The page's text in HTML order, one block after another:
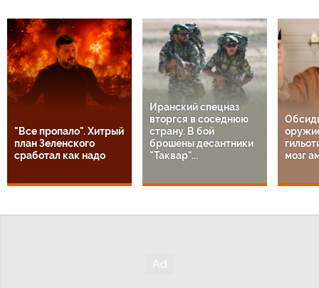
"Все пропало". Хитрый
план Зеленского
сработал как надо
Иранский спецназ
вторгся в соседнюю
страну. В бой
брошены десантники
"Таквар"...
мозг